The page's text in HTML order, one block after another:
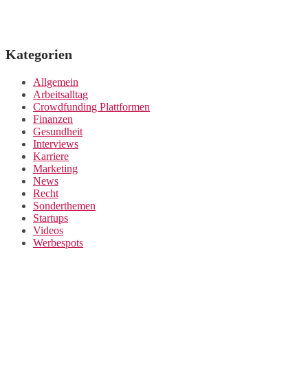
Kategorien
Allgemein
Arbeitsalltag
Crowdfunding Plattformen
Finanzen
Gesundheit
Interviews
Karriere
Marketing
News
Recht
Sonderthemen
Startups
Videos
Werbespots